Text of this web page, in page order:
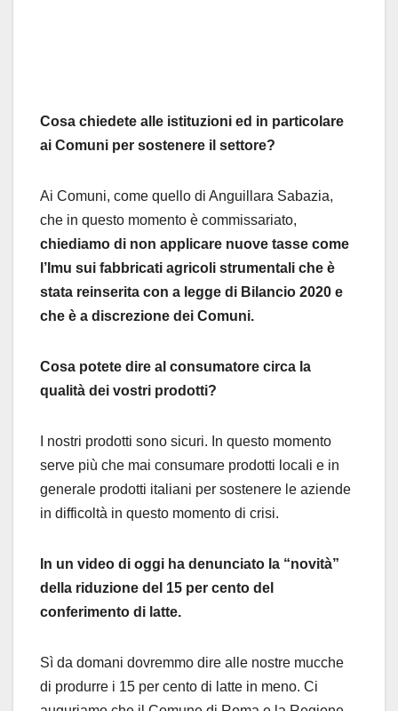
Cosa chiedete alle istituzioni ed in particolare
ai Comuni per sostenere il settore?
Ai Comuni, come quello di Anguillara Sabazia,
che in questo momento è commissariato,
chiediamo di non applicare nuove tasse come
l’Imu sui fabbricati agricoli strumentali che è
stata reinserita con a legge di Bilancio 2020 e
che è a discrezione dei Comuni.
Cosa potete dire al consumatore circa la
qualità dei vostri prodotti?
I nostri prodotti sono sicuri. In questo momento
serve più che mai consumare prodotti locali e in
generale prodotti italiani per sostenere le aziende
in difficoltà in questo momento di crisi.
In un video di oggi ha denunciato la “novità”
della riduzione del 15 per cento del
conferimento di latte.
Sì da domani dovremmo dire alle nostre mucche
di produrre i 15 per cento di latte in meno. Ci